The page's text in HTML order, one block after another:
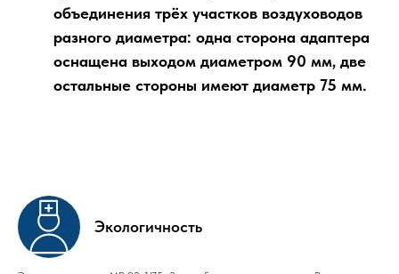
объединения трёх участков воздуховодов
разного диаметра: одна сторона адаптера
оснащена выходом диаметром 90 мм, две
остальные стороны имеют диаметр 75 мм.
Экологичность